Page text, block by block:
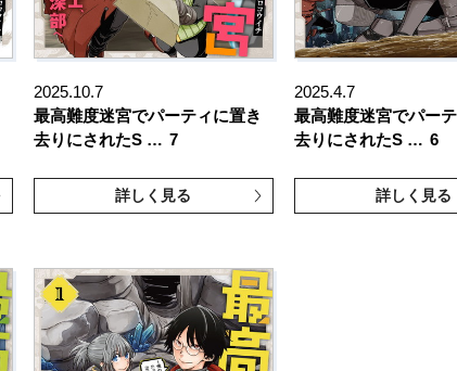
2025.10.7
最高難度迷宮でパーティに置き
去りにされたS … 7
詳しく見る
2025.4.7
最高難度迷宮でパー
去りにされたS … 6
詳しく見る